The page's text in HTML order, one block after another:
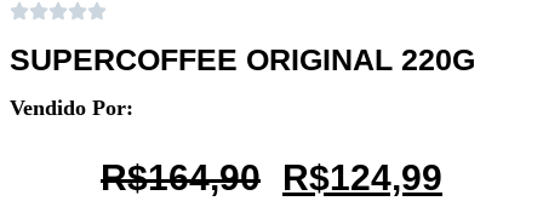
SUPERCOFFEE ORIGINAL 220G
Vendido Por:
R$164,90
O
R$124,99